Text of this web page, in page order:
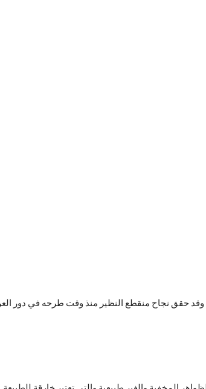
وقد حقق نجاح منقطع النظير منذ وقت طرحه في دور